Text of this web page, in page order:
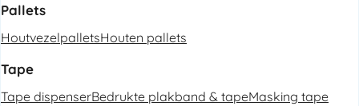
Pallets
HoutvezelpalletsHouten pallets
Tape
Tape dispenserBedrukte plakband & tapeMasking tape